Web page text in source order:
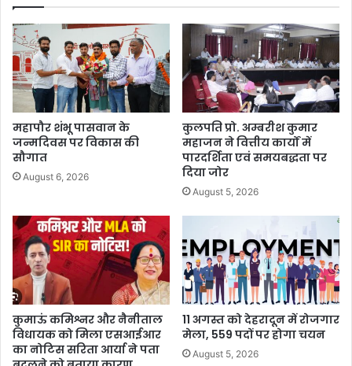
महापौर शंभू पासवान के
जन्मदिवस पर विकास की
सौगात
August 6, 2026
कुलपति प्रो. अम्बरीश कुमार
महाजन ने वित्तीय कार्यों में
पारदर्शिता एवं समयबद्धता पर
दिया जोर
August 5, 2026
कुमाऊं कमिश्नर और नैनीताल
विधायक को मिला एसआईआर
का नोटिस सरिता आर्या ने पता
11 अगस्त को देहरादून में रोजगार
मेला, 559 पदों पर होगा चयन
August 5, 2026